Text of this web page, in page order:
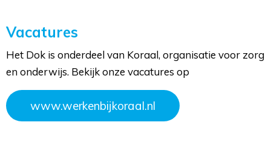
Vacatures
Het Dok is onderdeel van Koraal, organisatie voor zorg
en onderwijs. Bekijk onze vacatures op
www.werkenbijkoraal.nl